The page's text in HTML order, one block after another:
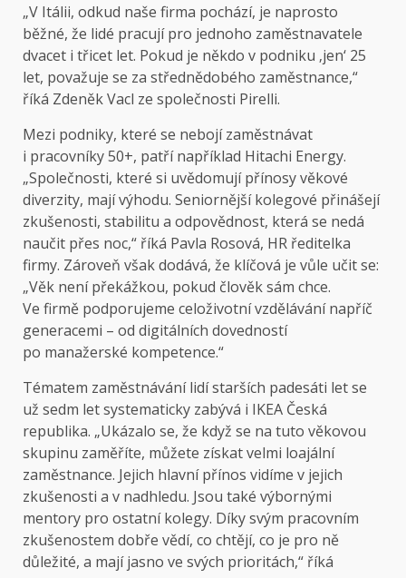
„V Itálii, odkud naše firma pochází, je naprosto
běžné, že lidé pracují pro jednoho zaměstnavatele
dvacet i třicet let. Pokud je někdo v podniku ‚jen‘ 25
let, považuje se za střednědobého zaměstnance,“
říká Zdeněk Vacl ze společnosti Pirelli.
Mezi podniky, které se nebojí zaměstnávat
i pracovníky 50+, patří například Hitachi Energy.
„Společnosti, které si uvědomují přínosy věkové
diverzity, mají výhodu. Seniornější kolegové přinášejí
zkušenosti, stabilitu a odpovědnost, která se nedá
naučit přes noc,“ říká Pavla Rosová, HR ředitelka
firmy. Zároveň však dodává, že klíčová je vůle učit se:
„Věk není překážkou, pokud člověk sám chce.
Ve firmě podporujeme celoživotní vzdělávání napříč
generacemi – od digitálních dovedností
po manažerské kompetence.“
Tématem zaměstnávání lidí starších padesáti let se
už sedm let systematicky zabývá i IKEA Česká
republika. „Ukázalo se, že když se na tuto věkovou
skupinu zaměříte, můžete získat velmi loajální
zaměstnance. Jejich hlavní přínos vidíme v jejich
zkušenosti a v nadhledu. Jsou také výbornými
mentory pro ostatní kolegy. Díky svým pracovním
zkušenostem dobře vědí, co chtějí, co je pro ně
důležité, a mají jasno ve svých prioritách,“ říká